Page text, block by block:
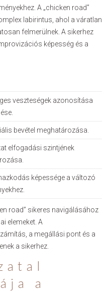
A „chicken road”
labirintus, ahol a váratlan
felmerülnek. A sikerhez
képesség és a
veszteségek azonosítása
bevétel meghatározása.
elfogadási szintjének
képessége a változó
road” sikeres navigálásához
elemeket. A
a megállási pont és a
a sikerhez.
a